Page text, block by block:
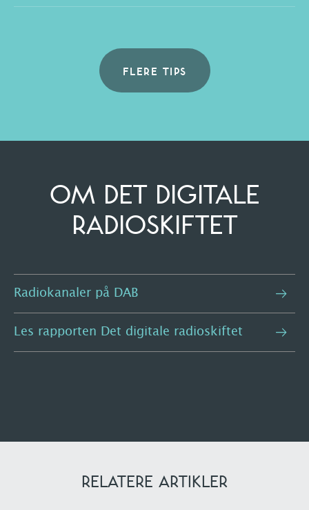
FLERE TIPS
OM DET DIGITALE
RADIOSKIFTET
Radiokanaler på DAB
Les rapporten Det digitale radioskiftet
RELATERE ARTIKLER